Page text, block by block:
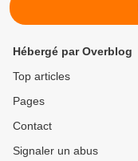
Hébergé par Overblog
Top articles
Pages
Contact
Signaler un abus